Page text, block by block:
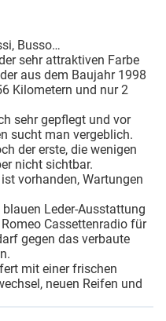
Busso…
sehr attraktiven Farbe
aus dem Baujahr 1998
Kilometern und nur 2
sehr gepflegt und vor
sucht man vergeblich.
der erste, die wenigen
nicht sichtbar.
vorhanden, Wartungen
Leder-Ausstattung
Cassettenradio für
gegen das verbaute
mit einer frischen
neuen Reifen und